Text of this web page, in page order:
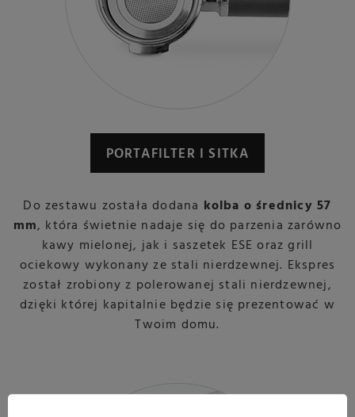
PORTAFILTER I SITKA
Do zestawu została dodana kolba o średnicy 57
mm, która świetnie nadaje się do parzenia zarówno
kawy mielonej, jak i saszetek ESE oraz grill
ociekowy wykonany ze stali nierdzewnej. Ekspres
został zrobiony z polerowanej stali nierdzewnej,
dzięki której kapitalnie będzie się prezentować w
Twoim domu.